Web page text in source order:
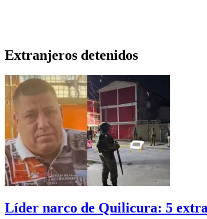
Extranjeros detenidos
Líder narco de Quilicura: 5